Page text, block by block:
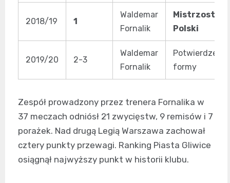
2018/19 1
Waldemar
Fornalik
Mistrzostwo
Polski
2019/20 2-3
Waldemar
Fornalik
Potwierdzenie
formy
Zespół prowadzony przez trenera Fornalika w
37 meczach odniósł 21 zwycięstw, 9 remisów i 7
porażek. Nad drugą Legią Warszawa zachował
cztery punkty przewagi. Ranking Piasta Gliwice
osiągnął najwyższy punkt w historii klubu.